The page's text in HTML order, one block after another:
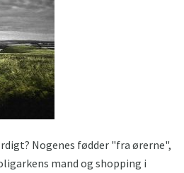
Nogenes fødder "fra ørerne",
mand og shopping i